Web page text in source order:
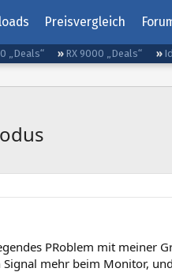
Preisvergleich
„Deals“ RX 9000 „Deals“
PRoblem mit meiner
mehr beim Monitor,